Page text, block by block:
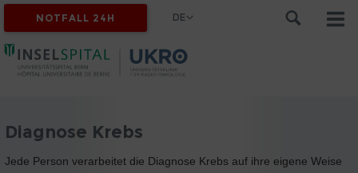
NOTFALL 24H DE
Diagnose Krebs
Jede Person verarbeitet die Diagnose Krebs auf ihre eigene Weise